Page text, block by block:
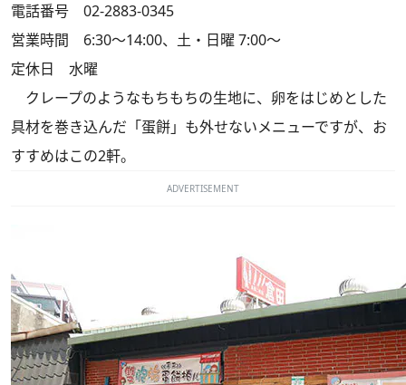
電話番号 02-2883-0345
営業時間 6:30～14:00、土・日曜 7:00～
定休日 水曜
クレープのようなもちもちの生地に、卵をはじめとした
具材を巻き込んだ「蛋餅」も外せないメニューですが、お
すすめはこの2軒。
ADVERTISEMENT